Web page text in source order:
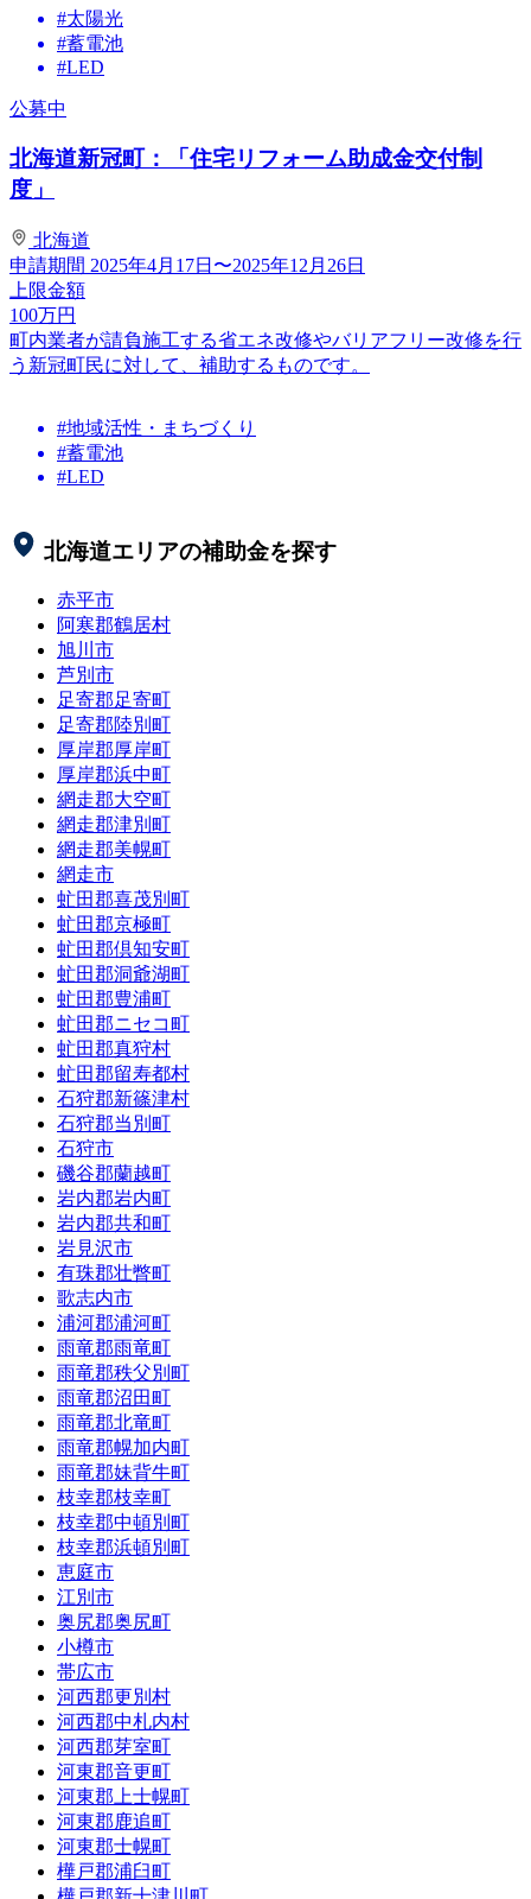
#太陽光
#蓄電池
#LED
公募中
北海道新冠町：「住宅リフォーム助成金交付制
度」
北海道
申請期間 2025年4月17日〜2025年12月26日
上限金額
100万円
町内業者が請負施工する省エネ改修やバリアフリー改修を行
う新冠町民に対して、補助するものです。
#地域活性・まちづくり
#蓄電池
#LED
北海道エリアの補助金を探す
赤平市
阿寒郡鶴居村
旭川市
芦別市
足寄郡足寄町
足寄郡陸別町
厚岸郡厚岸町
厚岸郡浜中町
網走郡大空町
網走郡津別町
網走郡美幌町
網走市
虻田郡喜茂別町
虻田郡京極町
虻田郡倶知安町
虻田郡洞爺湖町
虻田郡豊浦町
虻田郡ニセコ町
虻田郡真狩村
虻田郡留寿都村
石狩郡新篠津村
石狩郡当別町
石狩市
磯谷郡蘭越町
岩内郡岩内町
岩内郡共和町
岩見沢市
有珠郡壮瞥町
歌志内市
浦河郡浦河町
雨竜郡雨竜町
雨竜郡秩父別町
雨竜郡沼田町
雨竜郡北竜町
雨竜郡幌加内町
雨竜郡妹背牛町
枝幸郡枝幸町
枝幸郡中頓別町
枝幸郡浜頓別町
恵庭市
江別市
奥尻郡奥尻町
小樽市
帯広市
河西郡更別村
河西郡中札内村
河西郡芽室町
河東郡音更町
河東郡上士幌町
河東郡鹿追町
河東郡士幌町
樺戸郡浦臼町